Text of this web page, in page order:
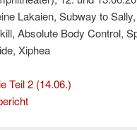
Lakaien, Subway to
Absolute Body Control,
Xiphea
Teil 2 (14.06.)